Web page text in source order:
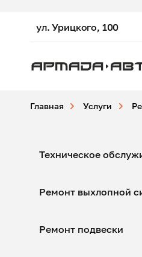
ул. Урицкого, 100
Главная Услуги
Техническое
Ремонт выхлопной
Ремонт подвески